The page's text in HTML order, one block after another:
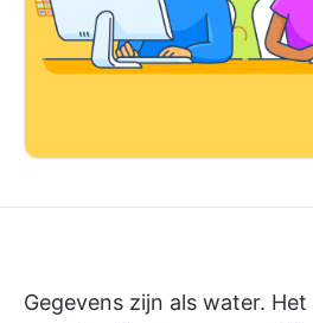
Gegevens zijn als water. Het